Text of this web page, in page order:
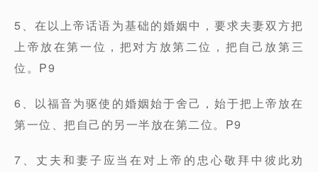
5、在以上帝话语为基础的婚姻中，要求夫妻双方把
上帝放在第一位，把对方放第二位，把自己放第三
位。P9
6、以福音为驱使的婚姻始于舍己，始于把上帝放在
第一位、把自己的另一半放在第二位。P9
7、丈夫和妻子应当在对上帝的忠心敬拜中彼此劝